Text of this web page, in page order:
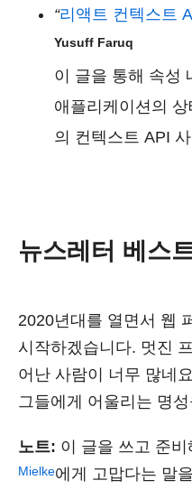
“리액트 컨텍스트
Yusuff Faruq
이 글을 통해 속성
애플리케이션의
의 컨텍스트 API
뉴스레터 베스
2020년대를 열면서 웹
시작하겠습니다. 멋진
어난 사람이 너무 많네
그들에게 어울리는 명
노트: 이 글을 쓰고 준비
Mielke에게 고맙다는 말